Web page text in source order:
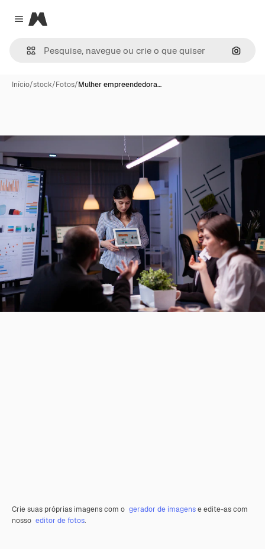
Close menu
Magnific
Início/stock/Fotos/Mulher empreendedora…
Crie suas próprias imagens com o gerador de imagense edite-as com
nosso editor de fotos.